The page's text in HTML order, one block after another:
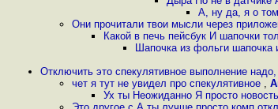
А, ну да, я о
Они прочитали твои мысли через
Какой в печь пейсбук И шапочки
Шапочка из фольги шапочка
Отключить это спекулятивное выполнение
чет я тут не увидел про спекулятивное ,
Ух ты Неожиданно Я просто